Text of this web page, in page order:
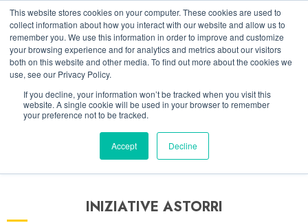
This website stores cookies on your computer. These cookies are used to
collect information about how you interact with our website and allow us to
remember you. We use this information in order to improve and customize
your browsing experience and for analytics and metrics about our visitors
both on this website and other media. To find out more about the cookies we
use, see our Privacy Policy.
If you decline, your information won’t be tracked when you visit this
website. A single cookie will be used in your browser to remember
your preference not to be tracked.
Accept Decline
Vai
contenuto
06/08/202612:14:18
LinkedinFacebook
X TelegramWhatsappMastodon
INIZIATIVE ASTORRI